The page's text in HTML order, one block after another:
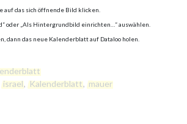
das sich öffnende Bild klicken.
oder „Als Hintergrundbild einrichten…“ auswählen.
dann das neue Kalenderblatt auf Dataloo holen.
israel, Kalenderblatt, mauer